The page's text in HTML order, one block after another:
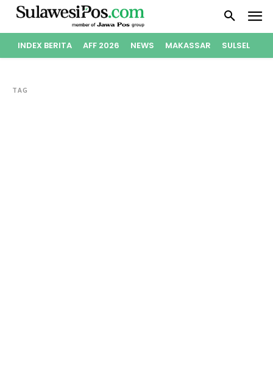
INDEX BERITA AFF 2026 NEWS MAKASSAR SULSEL
TAG